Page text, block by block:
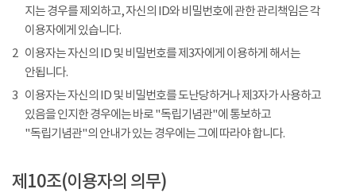
지는 경우를 제외하고, 자신의 ID와 비밀번호에 관한 관리책임은 각
이용자에게 있습니다.
2 이용자는 자신의 ID 및 비밀번호를 제3자에게 이용하게 해서는
안됩니다.
3 이용자는 자신의 ID 및 비밀번호를 도난당하거나 제3자가 사용하고
있음을 인지한 경우에는 바로 "독립기념관"에 통보하고
"독립기념관"의 안내가 있는 경우에는 그에 따라야 합니다.
제10조(이용자의 의무)